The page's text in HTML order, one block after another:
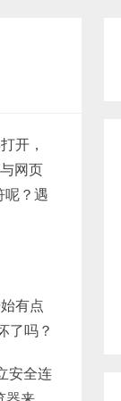
开，
网页
呢？遇
有点
了吗？
安全连